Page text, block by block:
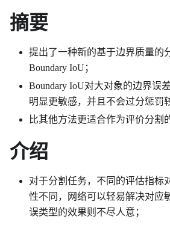
摘要
提出了一种新的基于边界质量
Boundary IoU；
Boundary IoU对大对象的边界误
明显更敏感，并且不会过分惩罚
比其他方法更适合作为评价分割
介绍
对于分割任务，不同的评估指标
性不同，网络可以轻易解决对应
误类型的效果则不尽人意；